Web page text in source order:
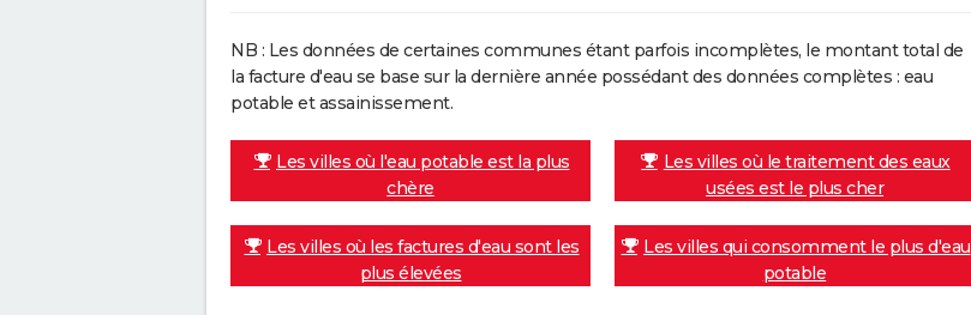
NB : Les données de certaines communes étant parfois incomplètes, le montant total de
la facture d'eau se base sur la dernière année possédant des données complètes : eau
potable et assainissement.
Les villes où l'eau potable est la plus
chère
Les villes où le traitement des eaux
usées est le plus cher
Les villes où les factures d'eau sont les
plus élevées
Les villes qui consomment le plus d'eau
potable